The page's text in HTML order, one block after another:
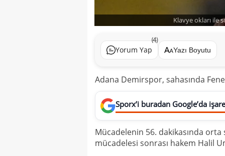
Klavye okları ile
Yorum Yap
(4)
Yazı Boyutu
Adana Demirspor, sahasında
Sporx’i buradan Google’da
Mücadelenin 56. dakikasında
mücadelesi sonrası hakem Halil